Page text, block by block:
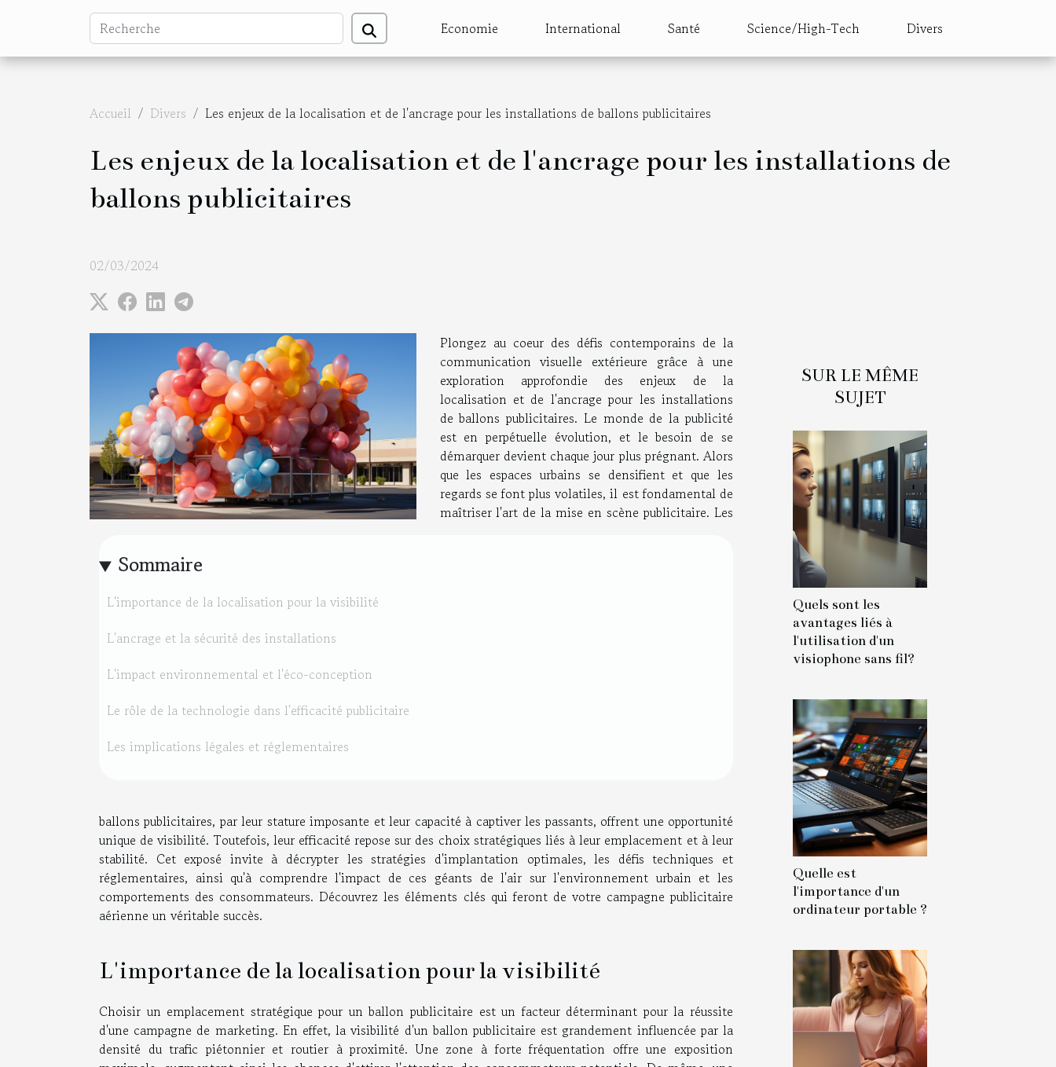
Economie International Santé Science/High-Tech Divers
Accueil Divers Les enjeux de la localisation et de l'ancrage pour les installations de ballons publicitaires
Les enjeux de la localisation et de l'ancrage pour les installations de
ballons publicitaires
02/03/2024
Sommaire
L'importance de la localisation pour la visibilité
L'ancrage et la sécurité des installations
L'impact environnemental et l'éco-conception
Le rôle de la technologie dans l'efficacité publicitaire
Les implications légales et réglementaires
Plongez au coeur des défis contemporains de la
communication visuelle extérieure grâce à une
exploration approfondie des enjeux de la
localisation et de l'ancrage pour les installations
de ballons publicitaires. Le monde de la publicité
est en perpétuelle évolution, et le besoin de se
démarquer devient chaque jour plus prégnant. Alors
que les espaces urbains se densifient et que les
regards se font plus volatiles, il est fondamental de
maîtriser l'art de la mise en scène publicitaire. Les
ballons publicitaires, par leur stature imposante et leur capacité à captiver les passants, offrent une opportunité
unique de visibilité. Toutefois, leur efficacité repose sur des choix stratégiques liés à leur emplacement et à leur
stabilité. Cet exposé invite à décrypter les stratégies d'implantation optimales, les défis techniques et
réglementaires, ainsi qu'à comprendre l'impact de ces géants de l'air sur l'environnement urbain et les
comportements des consommateurs. Découvrez les éléments clés qui feront de votre campagne publicitaire
aérienne un véritable succès.
L'importance de la localisation pour la visibilité
Choisir un emplacement stratégique pour un ballon publicitaire est un facteur déterminant pour la réussite
d'une campagne de marketing. En effet, la visibilité d'un ballon publicitaire est grandement influencée par la
densité du trafic piétonnier et routier à proximité. Une zone à forte fréquentation offre une exposition
SUR LE MÊME
SUJET
Quels sont les
avantages liés à
l'utilisation d'un
visiophone sans fil?
Quelle est
l'importance d'un
ordinateur portable ?